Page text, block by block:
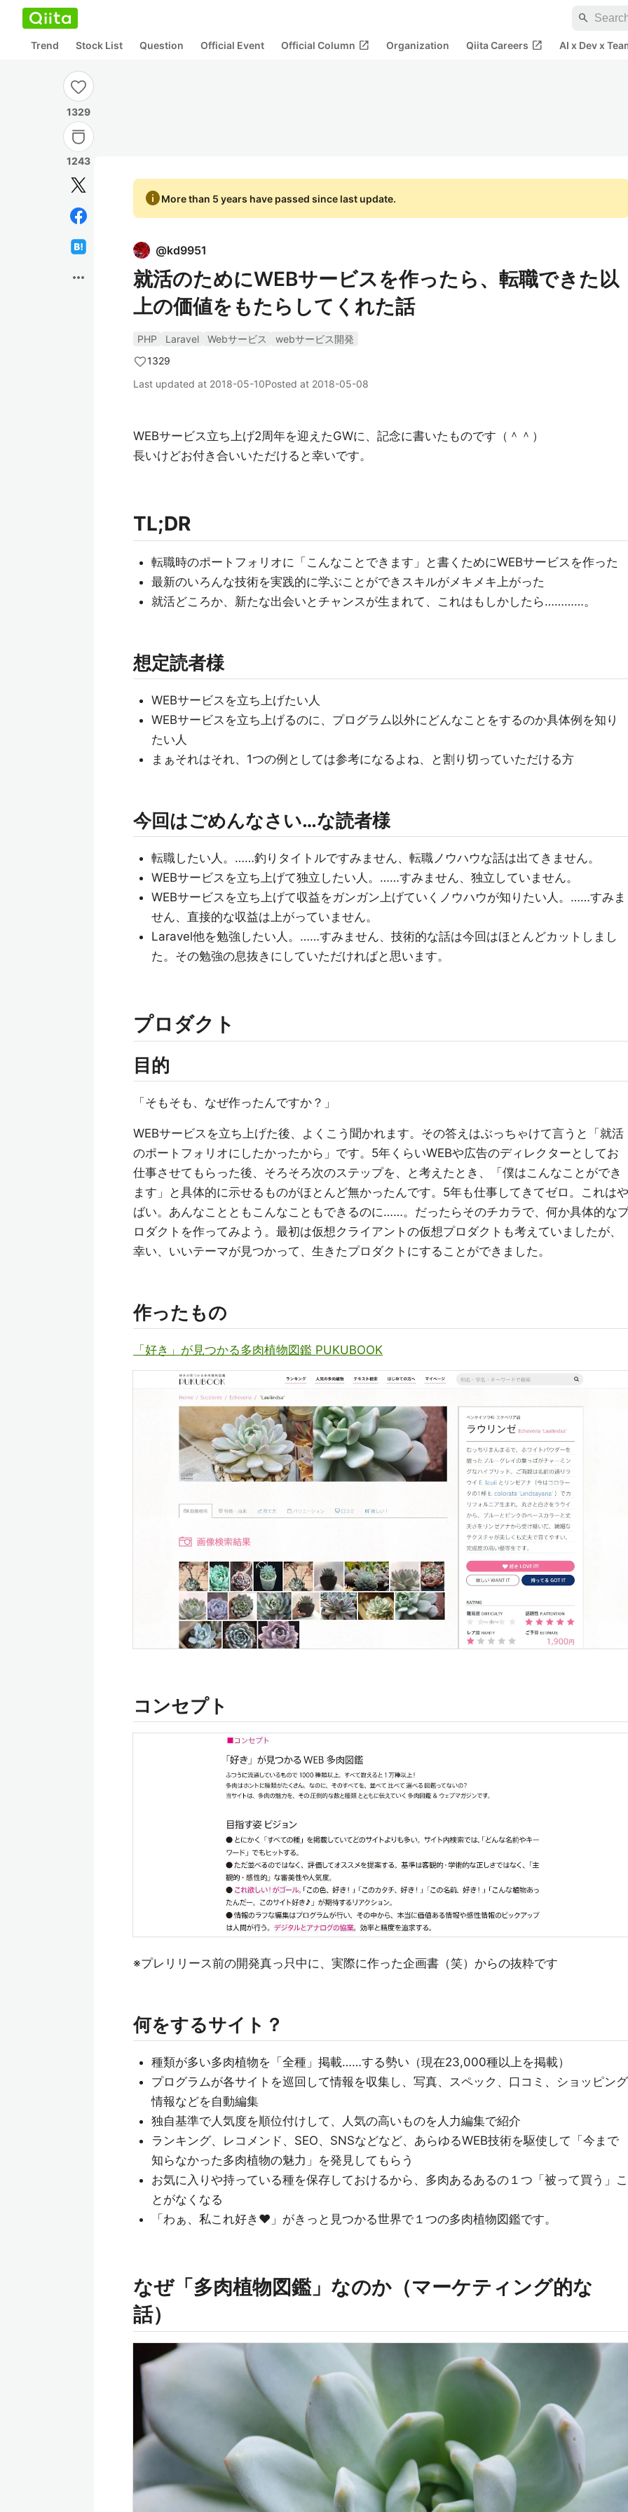
search
Trend Stock List Question Official Event Official Column open_in_new Organization Qiita Careers open_in_new AI x Dev x
1329
1243
more_horiz
infoMore than 5 years have passed since last update.
@kd9951
就活のためにWEBサービスを作ったら、転職できた以
上の価値をもたらしてくれた話
PHP Laravel Webサービス
webサービス開発
1329
Last updated at 2018-05-10Posted at 2018-05-08
WEBサービス立ち上げ2周年を迎えたGWに、記念に書いたものです（＾＾）
長いけどお付き合いいただけると幸いです。
TL;DR
転職時のポートフォリオに「こんなことできます」と書くためにWEBサービスを作った
最新のいろんな技術を実践的に学ぶことができスキルがメキメキ上がった
就活どころか、新たな出会いとチャンスが生まれて、これはもしかしたら…………。
想定読者様
WEBサービスを立ち上げたい人
WEBサービスを立ち上げるのに、プログラム以外にどんなことをするのか具体例を知り
たい人
まぁそれはそれ、1つの例としては参考になるよね、と割り切っていただける方
今回はごめんなさい…な読者様
転職したい人。……釣りタイトルですみません、転職ノウハウな話は出てきません。
WEBサービスを立ち上げて独立したい人。……すみません、独立していません。
WEBサービスを立ち上げて収益をガンガン上げていくノウハウが知りたい人。……すみま
せん、直接的な収益は上がっていません。
Laravel他を勉強したい人。……すみません、技術的な話は今回はほとんどカットしまし
た。その勉強の息抜きにしていただければと思います。
プロダクト
目的
「そもそも、なぜ作ったんですか？」
WEBサービスを立ち上げた後、よくこう聞かれます。その答えはぶっちゃけて言うと「就活
のポートフォリオにしたかったから」です。5年くらいWEBや広告のディレクターとしてお
仕事させてもらった後、そろそろ次のステップを、と考えたとき、「僕はこんなことができ
ます」と具体的に示せるものがほとんど無かったんです。5年も仕事してきてゼロ。これはや
ばい。あんなことともこんなこともできるのに……。だったらそのチカラで、何か具体的な
ロダクトを作ってみよう。最初は仮想クライアントの仮想プロダクトも考えていましたが、
幸い、いいテーマが見つかって、生きたプロダクトにすることができました。
作ったもの
「好き」が見つかる多肉植物図鑑 PUKUBOOK
コンセプト
※プレリリース前の開発真っ只中に、実際に作った企画書（笑）からの抜粋です
何をするサイト？
種類が多い多肉植物を「全種」掲載……する勢い（現在23,000種以上を掲載）
プログラムが各サイトを巡回して情報を収集し、写真、スペック、口コミ、ショッピング
情報などを自動編集
独自基準で人気度を順位付けして、人気の高いものを人力編集で紹介
ランキング、レコメンド、SEO、SNSなどなど、あらゆるWEB技術を駆使して「今まで
知らなかった多肉植物の魅力」を発見してもらう
お気に入りや持っている種を保存しておけるから、多肉あるあるの１つ「被って買う」こ
とがなくなる
「わぁ、私これ好き♥」がきっと見つかる世界で１つの多肉植物図鑑です。
なぜ「多肉植物図鑑」なのか（マーケティング的な
話）